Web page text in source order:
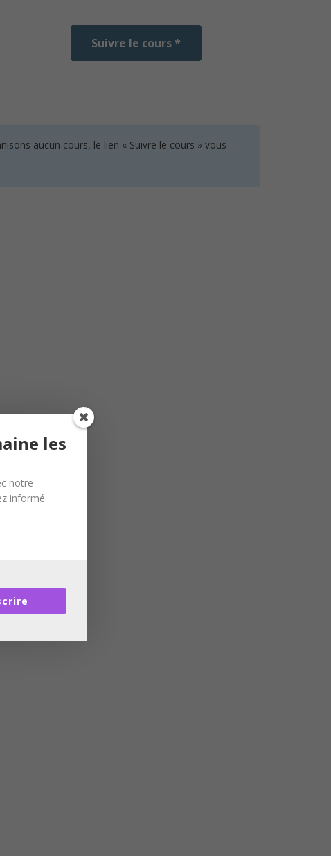
Suivre le cours *
aucun cours, le lien « Suivre le cours » vous
les
notre
informé